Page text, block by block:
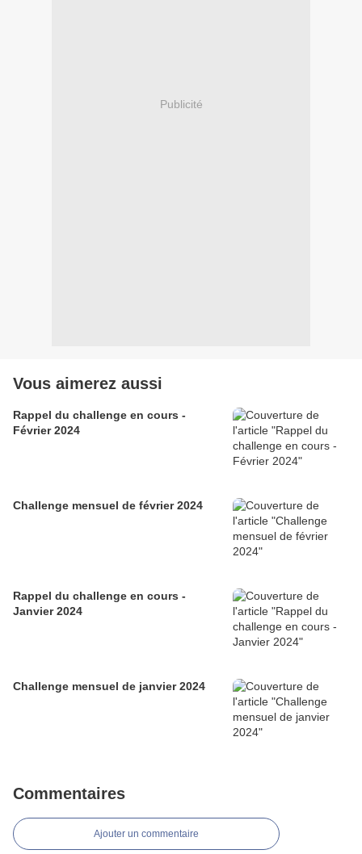
Publicité
Vous aimerez aussi
Rappel du challenge en cours -
Février 2024
Challenge mensuel de février 2024
Rappel du challenge en cours -
Janvier 2024
Challenge mensuel de janvier 2024
Commentaires
Ajouter un commentaire